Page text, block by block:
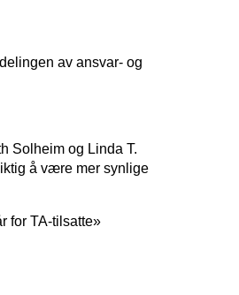
av ansvar- og
Solheim og Linda T.
å være mer synlige
for TA-tilsatte»